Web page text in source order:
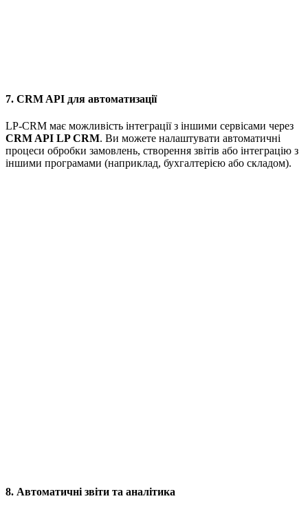
7. CRM API для автоматизації
LP-CRM має можливість інтеграції з іншими сервісами через
CRM API LP CRM. Ви можете налаштувати автоматичні
процеси обробки замовлень, створення звітів або інтеграцію з
іншими програмами (наприклад, бухгалтерією або складом).
8. Автоматичні звіти та аналітика